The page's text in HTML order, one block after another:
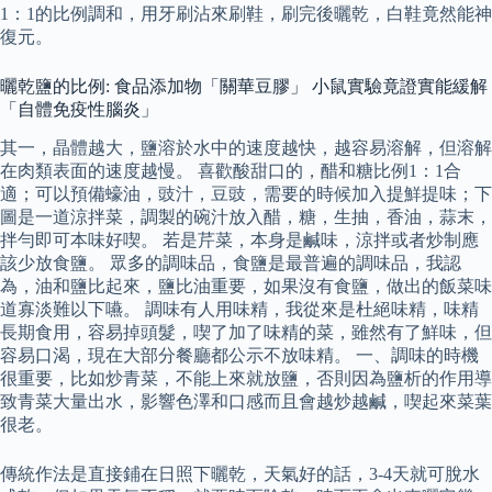
1：1的比例調和，用牙刷沾來刷鞋，刷完後曬乾，白鞋竟然能神
復元。
曬乾鹽的比例: 食品添加物「關華豆膠」 小鼠實驗竟證實能緩解
「自體免疫性腦炎」
其一，晶體越大，鹽溶於水中的速度越快，越容易溶解，但溶解
在肉類表面的速度越慢。 喜歡酸甜口的，醋和糖比例1：1合
適；可以預備蠔油，豉汁，豆豉，需要的時候加入提鮮提味；下
圖是一道涼拌菜，調製的碗汁放入醋，糖，生抽，香油，蒜末，
拌勻即可本味好喫。 若是芹菜，本身是鹹味，涼拌或者炒制應
該少放食鹽。 眾多的調味品，食鹽是最普遍的調味品，我認
為，油和鹽比起來，鹽比油重要，如果沒有食鹽，做出的飯菜味
道寡淡難以下嚥。 調味有人用味精，我從來是杜絕味精，味精
長期食用，容易掉頭髮，喫了加了味精的菜，雖然有了鮮味，但
容易口渴，現在大部分餐廳都公示不放味精。 一、調味的時機
很重要，比如炒青菜，不能上來就放鹽，否則因為鹽析的作用導
致青菜大量出水，影響色澤和口感而且會越炒越鹹，喫起來菜葉
很老。
傳統作法是直接鋪在日照下曬乾，天氣好的話，3-4天就可脫水